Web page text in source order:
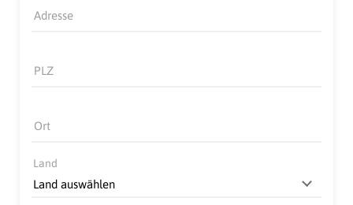
Adresse
PLZ
Ort
Land